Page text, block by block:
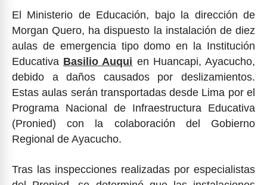
El Ministerio de Educación, bajo la dirección de
Morgan Quero, ha dispuesto la instalación de diez
aulas de emergencia tipo domo en la Institución
Educativa Basilio Auqui en Huancapi, Ayacucho,
debido a daños causados por deslizamientos.
Estas aulas serán transportadas desde Lima por el
Programa Nacional de Infraestructura Educativa
(Pronied) con la colaboración del Gobierno
Regional de Ayacucho.
Tras las inspecciones realizadas por especialistas